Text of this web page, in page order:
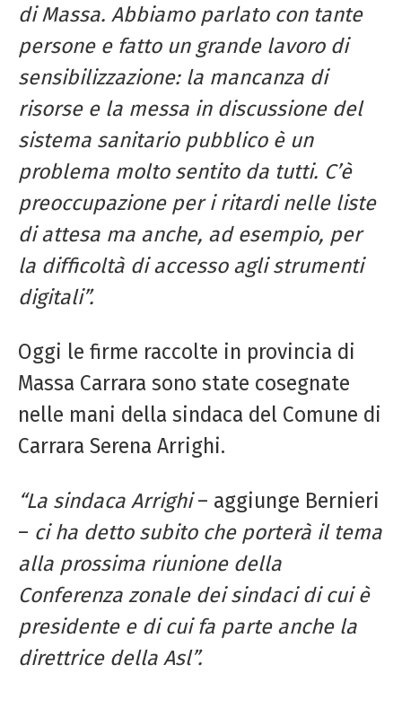
di Massa. Abbiamo parlato con tante
persone e fatto un grande lavoro di
sensibilizzazione: la mancanza di
risorse e la messa in discussione del
sistema sanitario pubblico è un
problema molto sentito da tutti. C’è
preoccupazione per i ritardi nelle liste
di attesa ma anche, ad esempio, per
la difficoltà di accesso agli strumenti
digitali”.
Oggi le firme raccolte in provincia di
Massa Carrara sono state cosegnate
nelle mani della sindaca del Comune di
Carrara Serena Arrighi.
“La sindaca Arrighi– aggiunge Bernieri
– ci ha detto subito che porterà il tema
alla prossima riunione della
Conferenza zonale dei sindaci di cui è
presidente e di cui fa parte anche la
direttrice della Asl”.